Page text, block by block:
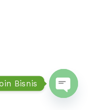
Bisnis